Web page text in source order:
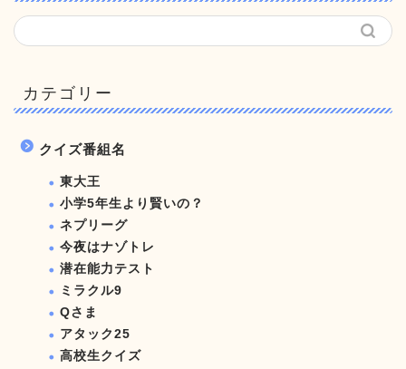
カテゴリー
クイズ番組名
東大王
小学5年生より賢いの？
ネプリーグ
今夜はナゾトレ
潜在能力テスト
ミラクル9
Qさま
アタック25
高校生クイズ